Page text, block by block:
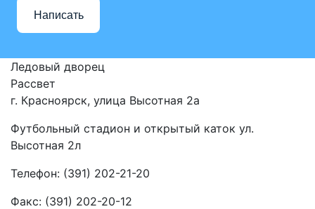
Написать
Ледовый дворец
Рассвет
г. Красноярск, улица Высотная 2a
Футбольный стадион и открытый каток ул.
Высотная 2л
Телефон: (391) 202-21-20
Факс: (391) 202-20-12